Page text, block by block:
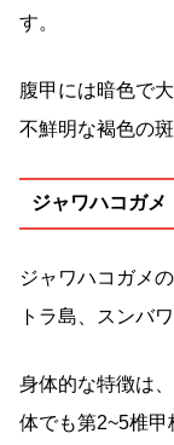
す。
腹甲には暗色で
不鮮明な褐色の
ジャワハコガメ
ジャワハコガメ
トラ島、スンバ
身体的な特徴は
体でも第2~5椎